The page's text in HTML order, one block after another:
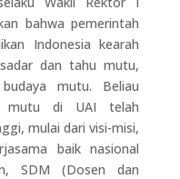
bahwa pemerintah
Indonesia kearah
dan tahu mutu,
mutu. Beliau
mutu di UAI telah
mulai dari visi-misi,
baik nasional
SDM (Dosen dan